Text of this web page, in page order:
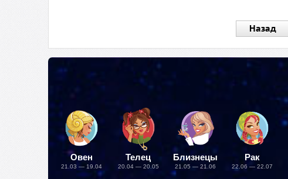
Назад
Овен
21.03 — 19.04
Телец
20.04 — 20.05
Близнецы
21.05 — 21.06
Рак
22.06 — 22.07